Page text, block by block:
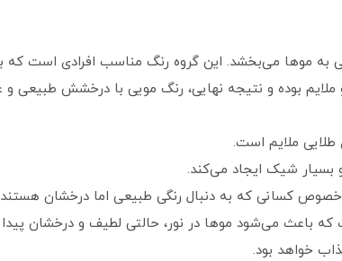
موها می‌بخشد. این گروه رنگ مناسب افرادی است که
بوده و نتیجه نهایی، رنگ مویی با درخشش طبیعی و
طلایی ملایم است.
بسیار شیک ایجاد می‌کند.
کسانی که به دنبال رنگی طبیعی اما درخشان
که باعث می‌شود موها در نور، حالتی لطیف و درخشان پیدا
خواهد بود.